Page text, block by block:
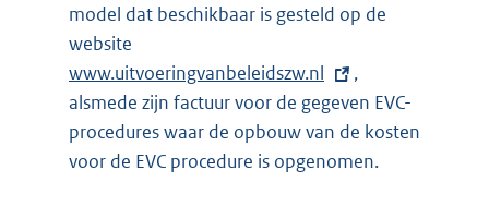
model dat beschikbaar is gesteld op de
website
x
t
e
r
www.uitvoeringvanbeleidszw.nl
,
alsmede zijn factuur voor de gegeven EVC-
procedures waar de opbouw van de kosten
voor de EVC procedure is opgenomen.